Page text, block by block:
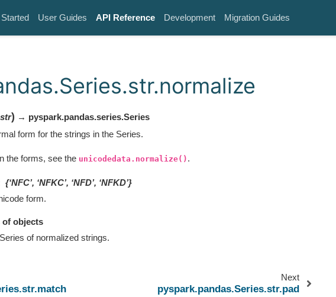
User Guides API Reference Development Migration Guides
str) → pyspark.pandas.series.Series
form for the strings in the Series.
the forms, see the unicodedata.normalize() .
{‘NFC’, ‘NFKC’, ‘NFD’, ‘NFKD’}
form.
of objects
of normalized strings.
Next
pyspark.pandas.Series.str.pad